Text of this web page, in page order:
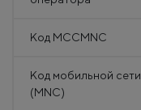
Код MCCMNC
Код мобильной сети
(MNC)